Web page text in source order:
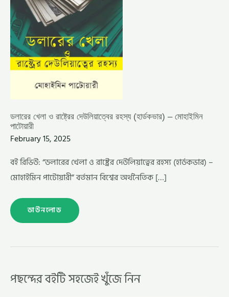
ডলারের খেলা ও রাষ্ট্রের দেউলিয়াত্বের রহস্য (হার্ডকভার) – মোহাইমিন
পাটোয়ারী
February 15, 2025
বই রিভিউ: “ডলারের খেলা ও রাষ্ট্রের দেউলিয়াত্বের রহস্য (হার্ডকভার) –
মোহাইমিন পাটোয়ারী” বর্তমান বিশ্বের অর্থনৈতিক […]
ডাউনলোড
পছন্দের বইটি সহজেই খুঁজে নিন